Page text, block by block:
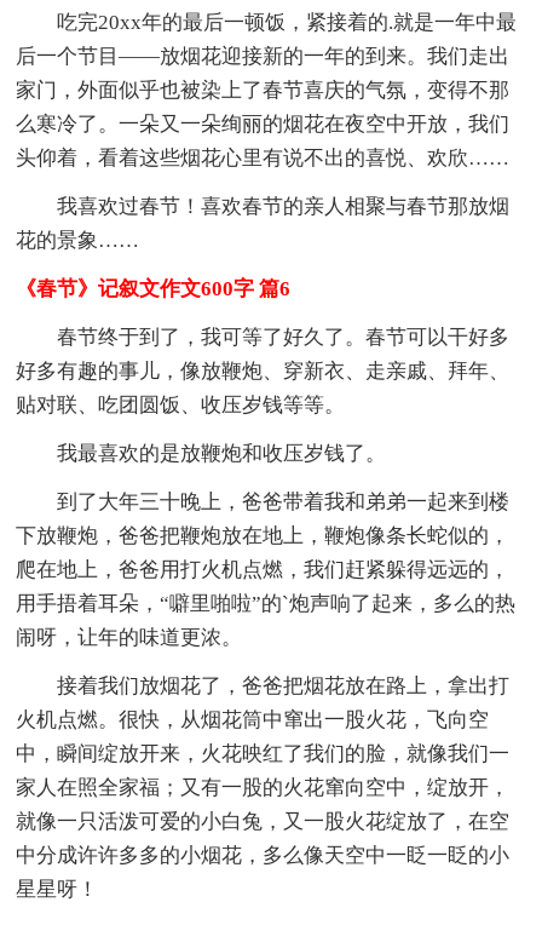
吃完20xx年的最后一顿饭，紧接着的.就是一年中最
后一个节目——放烟花迎接新的一年的到来。我们走出
家门，外面似乎也被染上了春节喜庆的气氛，变得不那
么寒冷了。一朵又一朵绚丽的烟花在夜空中开放，我们
头仰着，看着这些烟花心里有说不出的喜悦、欢欣……
我喜欢过春节！喜欢春节的亲人相聚与春节那放烟
花的景象……
《春节》记叙文作文600字 篇6
春节终于到了，我可等了好久了。春节可以干好多
好多有趣的事儿，像放鞭炮、穿新衣、走亲戚、拜年、
贴对联、吃团圆饭、收压岁钱等等。
我最喜欢的是放鞭炮和收压岁钱了。
到了大年三十晚上，爸爸带着我和弟弟一起来到楼
下放鞭炮，爸爸把鞭炮放在地上，鞭炮像条长蛇似的，
爬在地上，爸爸用打火机点燃，我们赶紧躲得远远的，
用手捂着耳朵，“噼里啪啦”的`炮声响了起来，多么的热
闹呀，让年的味道更浓。
接着我们放烟花了，爸爸把烟花放在路上，拿出打
火机点燃。很快，从烟花筒中窜出一股火花，飞向空
中，瞬间绽放开来，火花映红了我们的脸，就像我们一
家人在照全家福；又有一股的火花窜向空中，绽放开，
就像一只活泼可爱的小白兔，又一股火花绽放了，在空
中分成许许多多的小烟花，多么像天空中一眨一眨的小
星星呀！